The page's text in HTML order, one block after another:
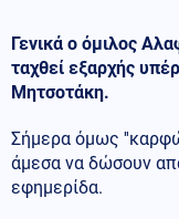
Γενικά ο όμιλος
ταχθεί εξαρχής
Μητσοτάκη.
Σήμερα όμως
άμεσα να δώσουν
εφημερίδα.